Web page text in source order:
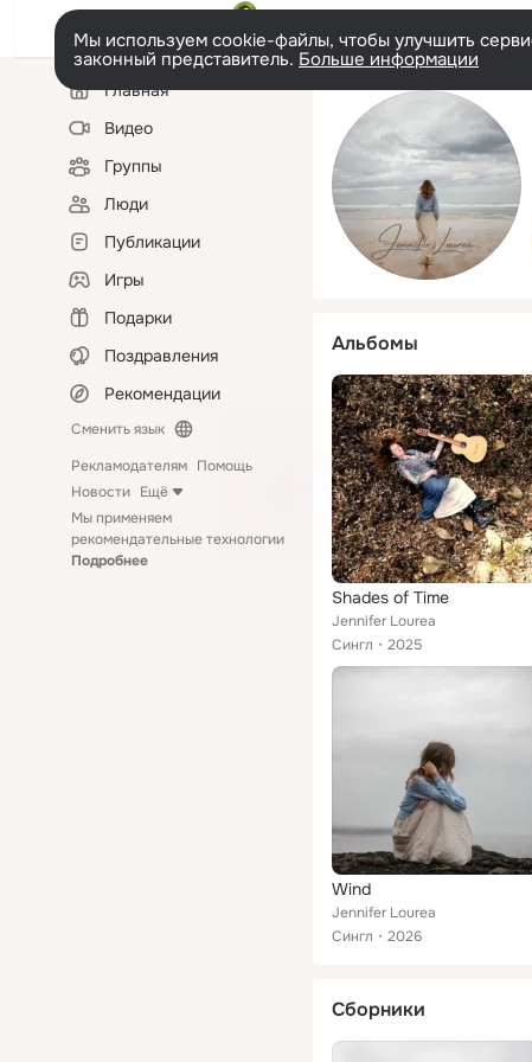
Мы используем cookie-файлы, чтобы улучшить
законный представитель. Больше информации
Левая
колонкаГлавная
Видео
Группы
Люди
Публикации
Игры
Подарки
Поздравления
Рекомендации
Сменить язык
Рекламодателям Помощь
Новости Ещё
Мы применяем
рекомендательные технологии
Подробнее
Альбомы
Shades of Time
Jennifer Lourea
Сингл
2025
Wind
Jennifer Lourea
Сингл
2026
Сборники